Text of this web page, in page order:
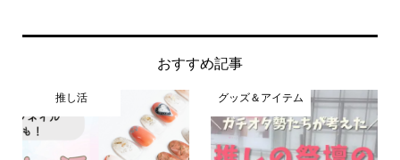
おすすめ記事
推し活 グッズ＆アイテム